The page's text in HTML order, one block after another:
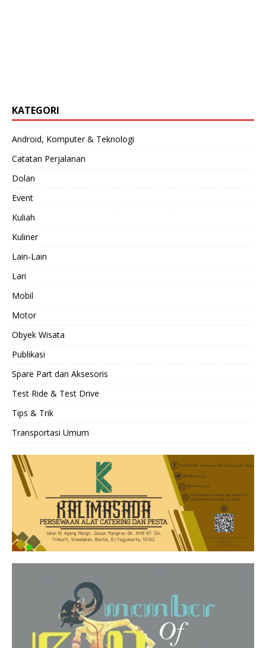
KATEGORI
Android, Komputer & Teknologi
Catatan Perjalanan
Dolan
Event
Kuliah
Kuliner
Lain-Lain
Lari
Mobil
Motor
Obyek Wisata
Publikasi
Spare Part dan Aksesoris
Test Ride & Test Drive
Tips & Trik
Transportasi Umum